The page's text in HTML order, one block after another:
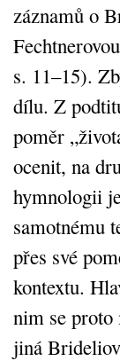
záznamů o
s. 11–15).
dílu. Z
poměr
ocenit, na
hymnologii
samotnému
přes své
kontextu.
nim se proto
jiná